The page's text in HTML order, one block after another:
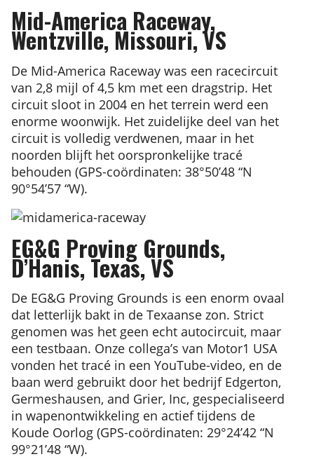
Mid-America Raceway,
Wentzville, Missouri, VS
De Mid-America Raceway was een racecircuit
van 2,8 mijl of 4,5 km met een dragstrip. Het
circuit sloot in 2004 en het terrein werd een
enorme woonwijk. Het zuidelijke deel van het
circuit is volledig verdwenen, maar in het
noorden blijft het oorspronkelijke tracé
behouden (GPS-coördinaten: 38°50’48 “N
90°54’57 “W).
EG&G Proving Grounds,
D’Hanis, Texas, VS
De EG&G Proving Grounds is een enorm ovaal
dat letterlijk bakt in de Texaanse zon. Strict
genomen was het geen echt autocircuit, maar
een testbaan. Onze collega’s van Motor1 USA
vonden het tracé in een YouTube-video, en de
baan werd gebruikt door het bedrijf Edgerton,
Germeshausen, and Grier, Inc, gespecialiseerd
in wapenontwikkeling en actief tijdens de
Koude Oorlog (GPS-coördinaten: 29°24’42 “N
99°21’48 “W).